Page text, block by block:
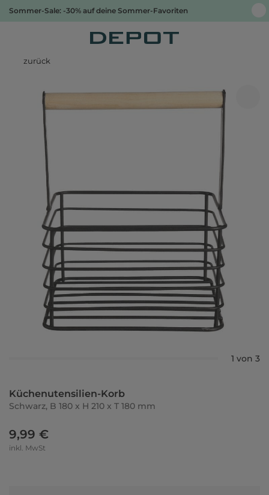
Sommer-Sale: -30% auf deine Sommer-Favoriten
zurück
1 von 3
Küchenutensilien-Korb
Schwarz, B 180 x H 210 x T 180 mm
9,99 €
inkl. MwSt